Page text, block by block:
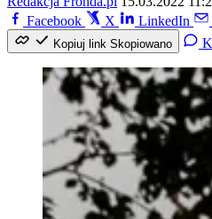
Facebook
X LinkedIn
Kopiuj link Skopiowano